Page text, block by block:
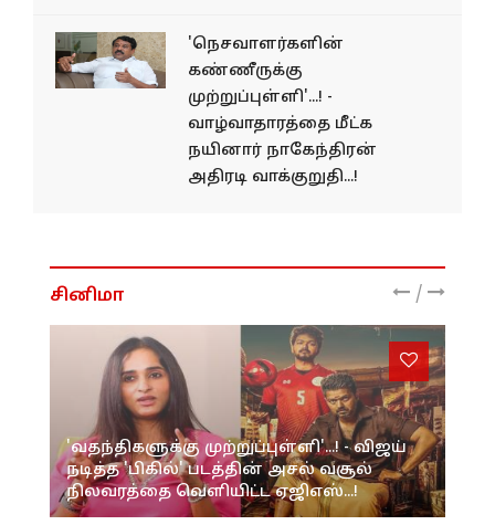
'நெசவாளர்களின்
கண்ணீருக்கு
முற்றுப்புள்ளி'...! -
வாழ்வாதாரத்தை மீட்க
நயினார் நாகேந்திரன்
அதிரடி வாக்குறுதி...!
சினிமா /
'வதந்திகளுக்கு முற்றுப்புள்ளி'...! - விஜய்
நடித்த 'பிகில்' படத்தின் அசல் வசூல்
நிலவரத்தை வெளியிட்ட ஏஜிஎஸ்...!